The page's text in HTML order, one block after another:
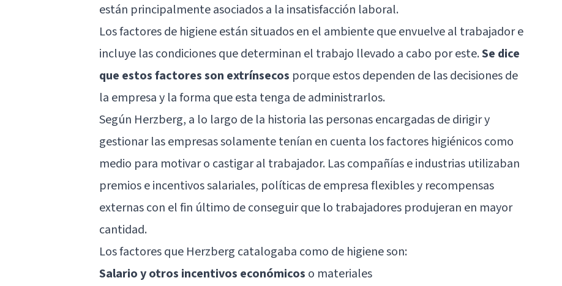
están principalmente asociados a la insatisfacción laboral.
Los factores de higiene están situados en el ambiente que envuelve al trabajador e
incluye las condiciones que determinan el trabajo llevado a cabo por este.Se dice
que estos factores son extrínsecos porque estos dependen de las decisiones de
la empresa y la forma que esta tenga de administrarlos.
Según Herzberg, a lo largo de la historia las personas encargadas de dirigir y
gestionar las empresas solamente tenían en cuenta los factores higiénicos como
medio para motivar o castigar al trabajador. Las compañías e industrias utilizaban
premios e incentivos salariales, políticas de empresa flexibles y recompensas
externas con el fin último de conseguir que lo trabajadores produjeran en mayor
cantidad.
Los factores que Herzberg catalogaba como de higiene son:
Salario y otros incentivos económicos o materiales